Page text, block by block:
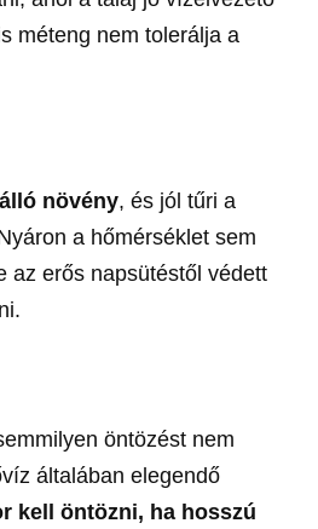
méteng nem tolerálja a
növény, és jól tűri a
a hőmérséklet sem
az erős napsütéstől védett
öntözést nem
általában elegendő
kell öntözni, ha hosszú